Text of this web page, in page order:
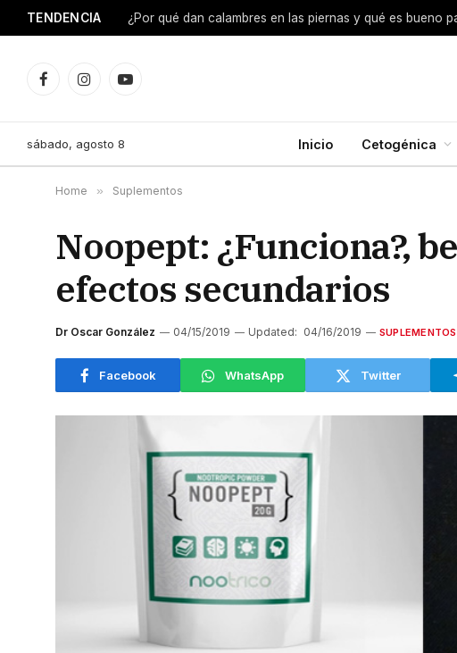
TENDENCIA ¿Por qué dan calambres en las piernas y qué es bueno
FacebookInstagramYouTube
sábado, agosto 8 Inicio Cetogénica
Home » Suplementos
Noopept: ¿Funciona?,
efectos secundarios
Dr Oscar González 04/15/2019 Updated: 04/16/2019 SUPLEMENTOS
Facebook WhatsApp Twitter